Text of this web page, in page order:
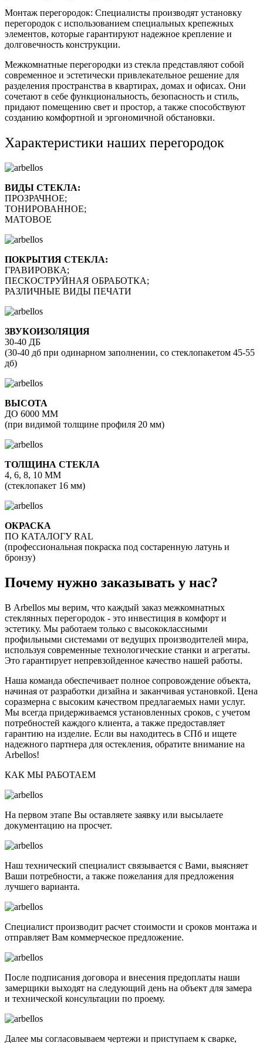
Монтаж перегородок: Специалисты производят установку
перегородок с использованием специальных крепежных
элементов, которые гарантируют надежное крепление и
долговечность конструкции.
Межкомнатные перегородки из стекла представляют собой
современное и эстетически привлекательное решение для
разделения пространства в квартирах, домах и офисах. Они
сочетают в себе функциональность, безопасность и стиль,
придают помещению свет и простор, а также способствуют
созданию комфортной и эргономичной обстановки.
Характеристики наших перегородок
ВИДЫ СТЕКЛА:
ПРОЗРАЧНОЕ;
ТОНИРОВАННОЕ;
МАТОВОЕ
ПОКРЫТИЯ СТЕКЛА:
ГРАВИРОВКА;
ПЕСКОСТРУЙНАЯ ОБРАБОТКА;
РАЗЛИЧНЫЕ ВИДЫ ПЕЧАТИ
ЗВУКОИЗОЛЯЦИЯ
30-40 ДБ
(30-40 дб при одинарном заполнении, со стеклопакетом 45-55
дб)
ВЫСОТА
ДО 6000 ММ
(при видимой толщине профиля 20 мм)
ТОЛЩИНА СТЕКЛА
4, 6, 8, 10 ММ
(стеклопакет 16 мм)
ОКРАСКА
ПО КАТАЛОГУ RAL
(профессиональная покраска под состаренную латунь и
бронзу)
Почему нужно заказывать у нас?
В Arbellos мы верим, что каждый заказ межкомнатных
стеклянных перегородок - это инвестиция в комфорт и
эстетику. Мы работаем только с высококлассными
профильными системами от ведущих производителей мира,
используя современные технологические станки и агрегаты.
Это гарантирует непревзойденное качество нашей работы.
Наша команда обеспечивает полное сопровождение объекта,
начиная от разработки дизайна и заканчивая установкой. Цена
соразмерна с высоким качеством предлагаемых нами услуг.
Мы всегда придерживаемся установленных сроков, с учетом
потребностей каждого клиента, а также предоставляет
гарантию на изделие. Если вы находитесь в СПб и ищете
надежного партнера для остекления, обратите внимание на
Arbellos!
КАК МЫ РАБОТАЕМ
На первом этапе Вы оставляете заявку или высылаете
документацию на просчет.
Наш технический специалист связывается с Вами, выясняет
Ваши потребности, а также пожелания для предложения
лучшего варианта.
Специалист производит расчет стоимости и сроков монтажа и
отправляет Вам коммерческое предложение.
После подписания договора и внесения предоплаты наши
замерщики выходят на следующий день на объект для замера
и технической консультации по проему.
Далее мы согласовываем чертежи и приступаем к сварке,